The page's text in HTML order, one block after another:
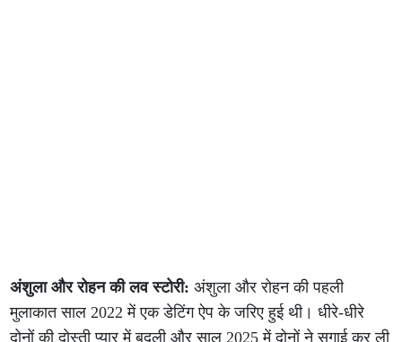
अंशुला और रोहन की लव स्टोरी: अंशुला और रोहन की पहली
मुलाकात साल 2022 में एक डेटिंग ऐप के जरिए हुई थी। धीरे-धीरे
दोनों की दोस्ती प्यार में बदली और साल 2025 में दोनों ने सगाई कर ली